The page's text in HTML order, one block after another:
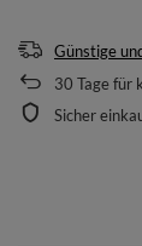
Günstige
30 Tage für
Sicher